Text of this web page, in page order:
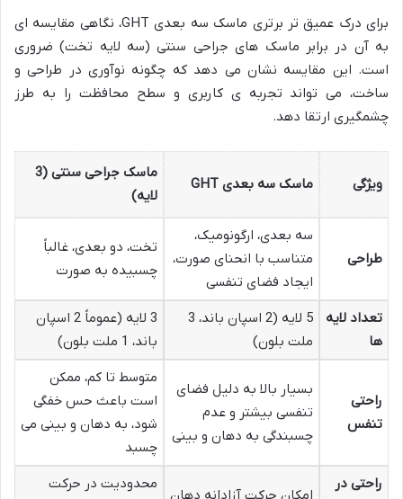
برای درک عمیق تر برتری ماسک سه بعدی GHT، نگاهی مقایسه ای
به آن در برابر ماسک های جراحی سنتی (سه لایه تخت) ضروری
است. این مقایسه نشان می دهد که چگونه نوآوری در طراحی و
ساخت، می تواند تجربه ی کاربری و سطح محافظت را به طرز
چشمگیری ارتقا دهد.
ویژگی ماسک سه بعدی GHT
ماسک جراحی سنتی (3
لایه)
طراحی
سه بعدی، ارگونومیک،
متناسب با انحنای صورت،
ایجاد فضای تنفسی
تخت، دو بعدی، غالباً
چسبیده به صورت
تعداد لایه
ها
5 لایه (2 اسپان باند، 3
ملت بلون)
3 لایه (عموماً 2 اسپان
باند، 1 ملت بلون)
راحتی
تنفس
بسیار بالا به دلیل فضای
تنفسی بیشتر و عدم
چسبندگی به دهان و بینی
متوسط تا کم، ممکن
است باعث حس خفگی
شود، به دهان و بینی می
چسبد
راحتی در
محدودیت در حرکت